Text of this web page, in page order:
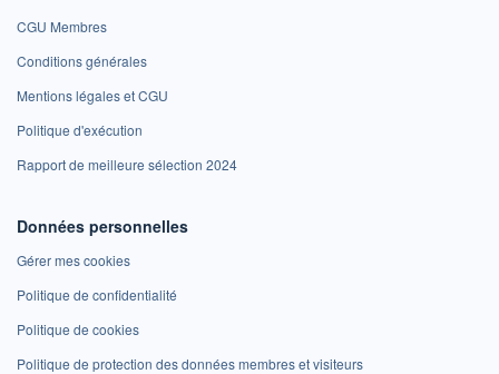
CGU Membres
Conditions générales
Mentions légales et CGU
Politique d'exécution
Rapport de meilleure sélection 2024
Données personnelles
Gérer mes cookies
Politique de confidentialité
Politique de cookies
Politique de protection des données membres et visiteurs